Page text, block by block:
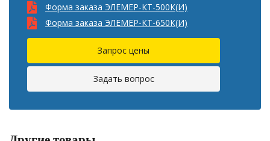
Форма заказа ЭЛЕМЕР-КТ-500К(И)
Форма заказа ЭЛЕМЕР-КТ-650К(И)
Запрос цены
Задать вопрос